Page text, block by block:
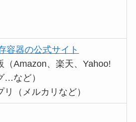
容器の公式サイト
（Amazon、楽天、Yahoo!
…など）
リ（メルカリなど）